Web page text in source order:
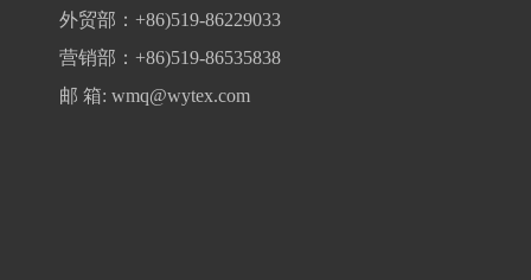
外贸部： +86)519-86229033
营销部： +86)519-86535838
邮 箱:wmq@wytex.com